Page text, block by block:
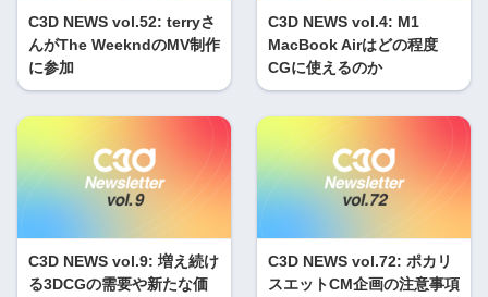
C3D NEWS vol.52: terryさ
んがThe WeekndのMV制作
に参加
C3D NEWS vol.4: M1
MacBook Airはどの程度
CGに使えるのか
C3D NEWS vol.9: 増え続け
る3DCGの需要や新たな価
C3D NEWS vol.72: ポカリ
スエットCM企画の注意事項